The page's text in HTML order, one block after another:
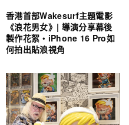
香港首部Wakesurf主題電影
《浪花男女》| 導演分享幕後
製作花絮・iPhone 16 Pro如
何拍出貼浪視角